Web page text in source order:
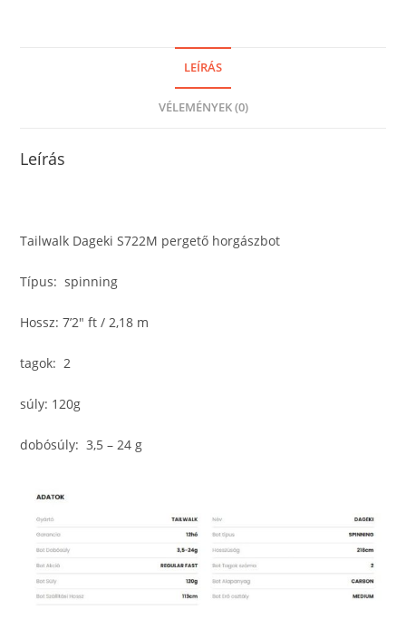
LEÍRÁS
VÉLEMÉNYEK (0)
Leírás
Tailwalk Dageki S722M pergető horgászbot
Típus: spinning
Hossz: 7’2″ ft / 2,18 m
tagok: 2
súly: 120g
dobósúly: 3,5 – 24 g